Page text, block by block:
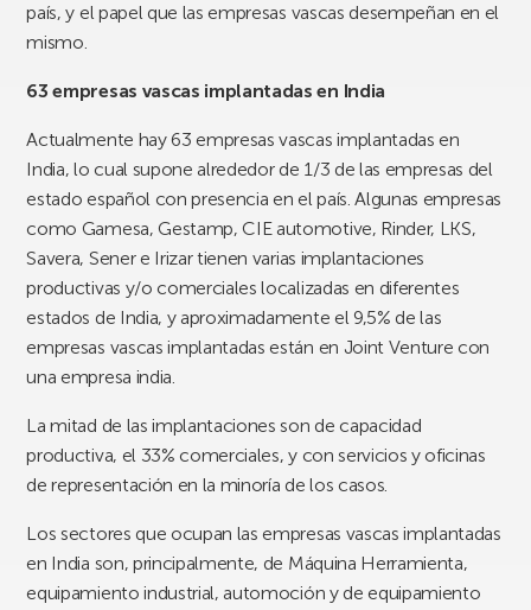
país, y el papel que las empresas vascas desempeñan en el
mismo.
63 empresas vascas implantadas en India
Actualmente hay 63 empresas vascas implantadas en
India, lo cual supone alrededor de 1/3 de las empresas del
estado español con presencia en el país. Algunas empresas
como Gamesa, Gestamp, CIE automotive, Rinder, LKS,
Savera, Sener e Irizar tienen varias implantaciones
productivas y/o comerciales localizadas en diferentes
estados de India, y aproximadamente el 9,5% de las
empresas vascas implantadas están en Joint Venture con
una empresa india.
La mitad de las implantaciones son de capacidad
productiva, el 33% comerciales, y con servicios y oficinas
de representación en la minoría de los casos.
Los sectores que ocupan las empresas vascas implantadas
en India son, principalmente, de Máquina Herramienta,
equipamiento industrial, automoción y de equipamiento